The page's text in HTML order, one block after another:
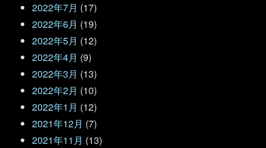
2022年7月 (17)
2022年6月 (19)
2022年5月 (12)
2022年4月 (9)
2022年3月 (13)
2022年2月 (10)
2022年1月 (12)
2021年12月 (7)
2021年11月 (13)